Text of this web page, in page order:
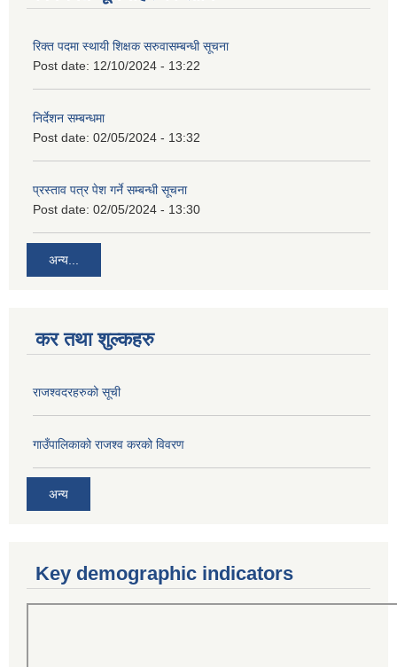
रिक्त पदमा स्थायी शिक्षक सरुवासम्बन्धी सूचना
Post date: 12/10/2024 - 13:22
निर्देशन सम्बन्धमा
Post date: 02/05/2024 - 13:32
प्रस्ताव पत्र पेश गर्ने सम्बन्धी सूचना
Post date: 02/05/2024 - 13:30
अन्य...
कर तथा शुल्कहरु
राजश्वदरहरुको सूची
गाउँपालिकाको राजश्व करको विवरण
अन्य
Key demographic indicators